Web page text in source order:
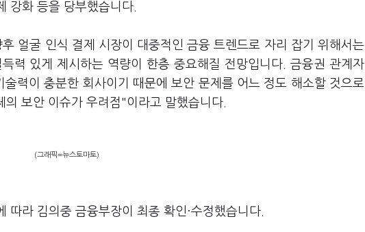
강화 등을 당부했습니다.
얼굴 인식 결제 시장이 대중적인 금융 트렌드로 자리 잡기 위해서는
력 있게 제시하는 역량이 한층 중요해질 전망입니다. 금융권 관계자
력이 충분한 회사이기 때문에 보안 문제를 어느 정도 해소할 것으로
보안 이슈가 우려점"이라고 말했습니다.
(그래픽=뉴스토마토)
라 김의중 금융부장이 최종 확인·수정했습니다.